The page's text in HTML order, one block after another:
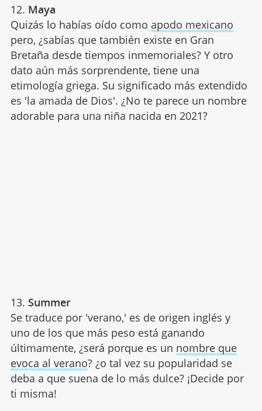
12. Maya
Quizás lo habías oído como apodo mexicano
pero, ¿sabías que también existe en Gran
Bretaña desde tiempos inmemoriales? Y otro
dato aún más sorprendente, tiene una
etimología griega. Su significado más extendido
es 'la amada de Dios'. ¿No te parece un nombre
adorable para una niña nacida en 2021?
13. Summer
Se traduce por 'verano,' es de origen inglés y
uno de los que más peso está ganando
últimamente, ¿será porque es un nombre que
evoca al verano? ¿o tal vez su popularidad se
deba a que suena de lo más dulce? ¡Decide por
ti misma!